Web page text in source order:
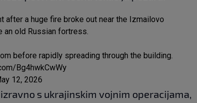
a huge fire broke out near the Izmailovo
an old Russian fortress.
before rapidly spreading through the building.
Bg4hwkCwWy
12, 2026
s ukrajinskim vojnim operacijama,